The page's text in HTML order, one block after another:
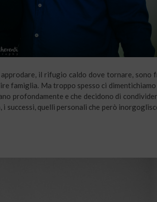
il rifugio caldo dove tornare, sono
famiglia. Ma troppo spesso ci dimentichiamo
profondamente e che decidono di
successi, quelli personali che però